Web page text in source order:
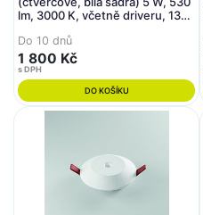
lm, 3000 K, včetně driveru, 130
Do 10 dnů
1 800 Kč
s DPH
DO KOŠÍKU